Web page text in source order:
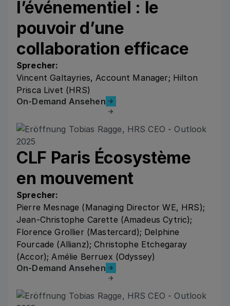
l’événementiel : le
pouvoir d’une
collaboration efficace
Sprecher:
Vincent Galtayries, Account Manager; Hilton
Prisca Livet (HRS)
On-Demand Ansehen
On-Demand Ansehen
CLF Paris Écosystème
en mouvement
Sprecher:
Pierre Mesnage (Managing Director WE, HRS);
Jean-Christophe Carette (Amadeus Cytric);
Florence Grollier (Mastercard); Delphine
Fourcade (Allianz); Christophe Etchegaray
(Accor); Amélie Berruex (Odyssey)
On-Demand Ansehen
On-Demand Ansehen